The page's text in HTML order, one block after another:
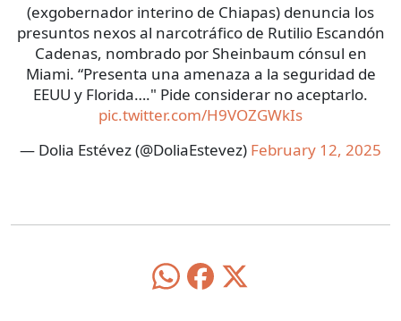
(exgobernador interino de Chiapas) denuncia los
presuntos nexos al narcotráfico de Rutilio Escandón
Cadenas, nombrado por Sheinbaum cónsul en
Miami. “Presenta una amenaza a la seguridad de
EEUU y Florida…." Pide considerar no aceptarlo.
pic.twitter.com/H9VOZGWkIs
— Dolia Estévez (@DoliaEstevez) February 12, 2025